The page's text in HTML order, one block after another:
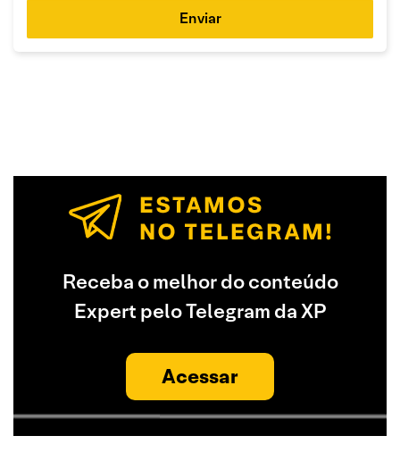
Enviar
Receba o melhor do conteúdo
Expert pelo Telegram da XP
Acessar